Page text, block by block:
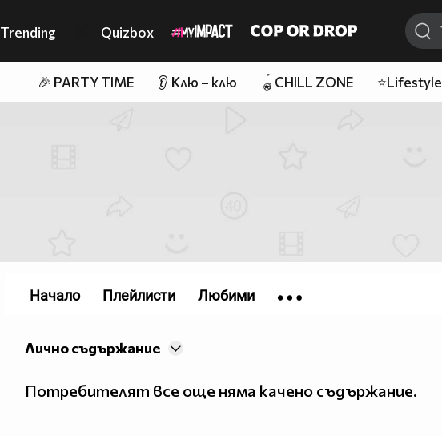
Trending Quizbox
🎉 PARTY TIME 👂 Клю – клю 🪀CHILL ZONE ⭐Lifestyle
Лично съдържание
Потребителят все още няма качено съдържание.
Начало Плейлисти Любими